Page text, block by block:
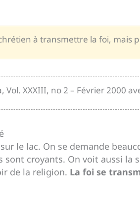
à transmettre la foi, mais
XXXIII, no 2 – Février 2000
le lac. On se demande
croyants. On voit aussi la
de la religion. La foi se